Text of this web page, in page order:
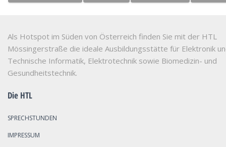
Als Hotspot im Süden von Österreich finden Sie mit der HTL
Mössingerstraße die ideale Ausbildungsstätte für Elektronik
Technische Informatik, Elektrotechnik sowie Biomedizin- und
Gesundheitstechnik.
Die HTL
SPRECHSTUNDEN
IMPRESSUM